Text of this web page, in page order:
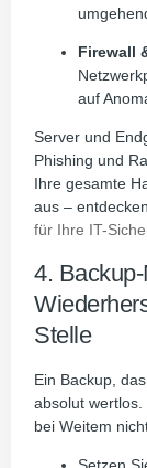
Firewall
auf
Server und
Phishing und
Ihre gesamte
aus –
für Ihre IT-
4.
Stelle
Ein Backup,
absolut
bei Weitem